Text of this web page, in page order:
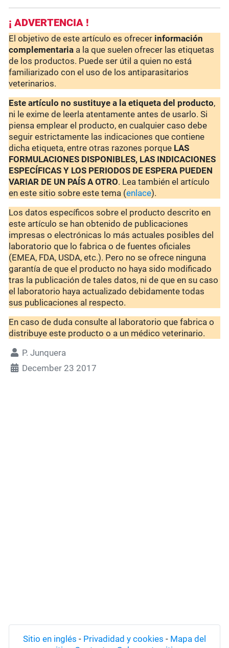
¡ ADVERTENCIA !
El objetivo de este artículo es ofrecer información
complementaria a la que suelen ofrecer las etiquetas
de los productos. Puede ser útil a quien no está
familiarizado con el uso de los antiparasitarios
veterinarios.
Este artículo no sustituye a la etiqueta del producto,
ni le exime de leerla atentamente antes de usarlo. Si
piensa emplear el producto, en cualquier caso debe
seguir estrictamente las indicaciones que contiene
dicha etiqueta, entre otras razones porque LAS
FORMULACIONES DISPONIBLES, LAS INDICACIONES
ESPECÍFICAS Y LOS PERIODOS DE ESPERA PUEDEN
VARIAR DE UN PAÍS A OTRO. Lea también el artículo
en este sitio sobre este tema (enlace).
Los datos específicos sobre el producto descrito en
este artículo se han obtenido de publicaciones
impresas o electrónicas lo más actuales posibles del
laboratorio que lo fabrica o de fuentes oficiales
(EMEA, FDA, USDA, etc.). Pero no se ofrece ninguna
garantía de que el producto no haya sido modificado
tras la publicación de tales datos, ni de que en su caso
el laboratorio haya actualizado debidamente todas
sus publicaciones al respecto.
En caso de duda consulte al laboratorio que fabrica o
distribuye este producto o a un médico veterinario.
P. Junquera
December 23 2017
Sitio en inglés - Privadidad y cookies - Mapa del